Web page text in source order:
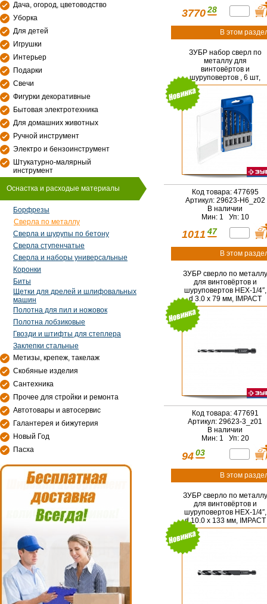
Дача, огород, цветоводство
Уборка
Для детей
Игрушки
Интерьер
Подарки
Свечи
Фигурки декоративные
Бытовая электротехника
Для домашних животных
Ручной инструмент
Электро и бензоинструмент
Штукатурно-малярный
инструмент
Оснастка и расходые материалы
Борфрезы
Сверла по металлу
Сверла и шурупы по бетону
Сверла ступенчатые
Сверла и наборы универсальные
Коронки
Биты
Щетки для дрелей и шлифовальных
машин
Полотна для пил и ножовок
Полотна лобзиковые
Гвозди и штифты для степлера
Заклепки стальные
Метизы, крепеж, такелаж
Скобяные изделия
Сантехника
Прочее для стройки и ремонта
Автотовары и автосервис
Галантерея и бижутерия
Новый Год
Пасха
3770 28
В этом
ЗУБР набор сверл по
металлу для
винтовёртов и
шуруповертов , 6 шт,
НЕХ-1/4″, IMPACT
Код товара: 477695
Артикул: 29623-H6_z02
В наличии
Мин: 1 Уп: 10
1011 47
В этом
ЗУБР сверло по металлу
для винтовёртов и
шуруповертов НЕХ-1/4″,
d 3.0 х 79 мм, IMPACT
READY (29623-3)
Код товара: 477691
Артикул: 29623-3_z01
В наличии
Мин: 1 Уп: 20
94 03
В этом
ЗУБР сверло по металлу
для винтовёртов и
шуруповертов НЕХ-1/4″,
d 10.0 х 133 мм, IMPACT
READY (29623-10)